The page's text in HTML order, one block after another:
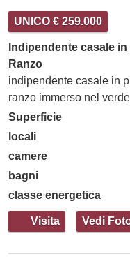
UNICO € 259.000
Indipendente casale
Ranzo
indipendente casale in
ranzo immerso nel
Superficie
locali
camere
bagni
classe energetica
Visita Vedi